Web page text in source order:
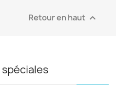
Retour en haut 